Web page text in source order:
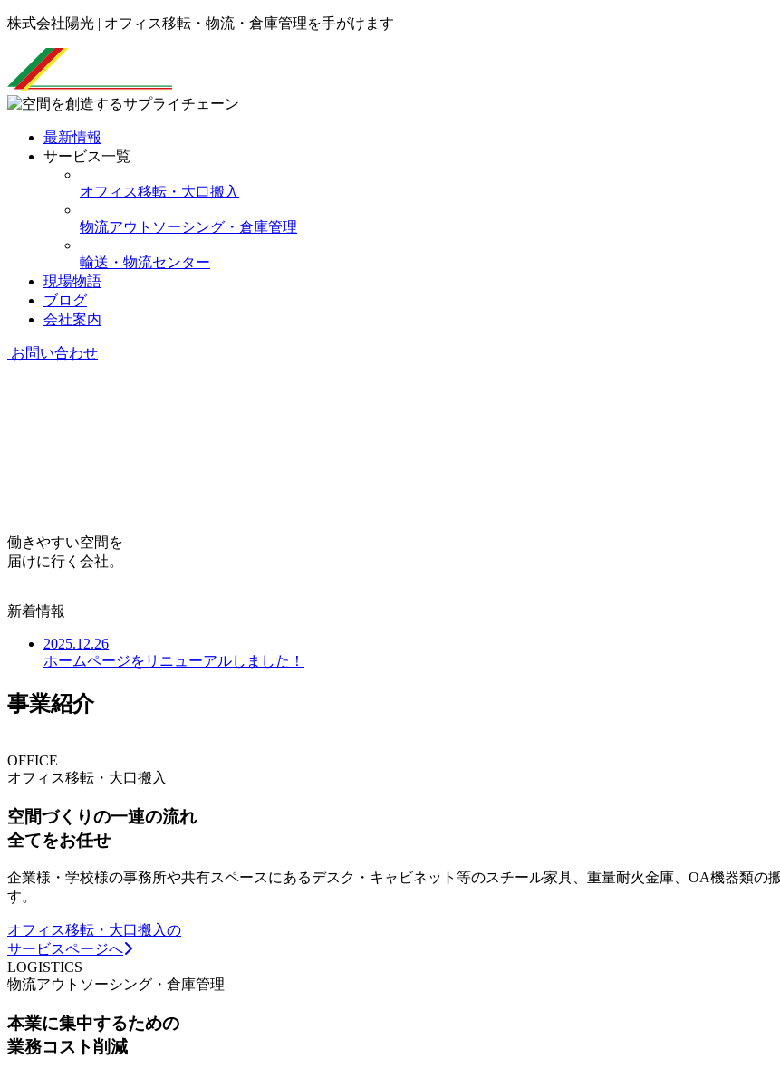
株式会社陽光 | オフィス移転・物流・倉庫管理を手がけます
最新情報
サービス一覧
オフィス移転・大口搬入
物流アウトソーシング・倉庫管理
輸送・物流センター
現場物語
ブログ
会社案内
お問い合わせ
働きやすい空間を
届けに行く会社。
新着情報
2025.12.26
ホームページをリニューアルしました！
事業紹介
OFFICE
オフィス移転・大口搬入
空間づくりの一連の流れ
全てをお任せ
企業様・学校様の事務所や共有スペースにあるデスク・キャビネット等のスチール家具、重量耐火金庫、OA機器類の
す。
オフィス移転・大口搬入の
サービスページへ
LOGISTICS
物流アウトソーシング・倉庫管理
本業に集中するための
業務コスト削減